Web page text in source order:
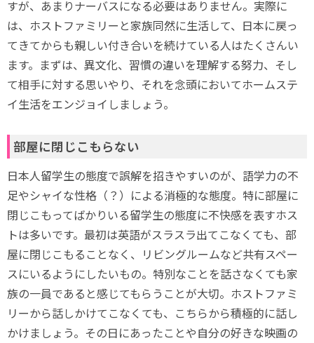
すが、あまりナーバスになる必要はありません。実際に
は、ホストファミリーと家族同然に生活して、日本に戻っ
てきてからも親しい付き合いを続けている人はたくさんい
ます。まずは、異文化、習慣の違いを理解する努力、そし
て相手に対する思いやり、それを念頭においてホームステ
イ生活をエンジョイしましょう。
部屋に閉じこもらない
日本人留学生の態度で誤解を招きやすいのが、語学力の不
足やシャイな性格（？）による消極的な態度。特に部屋に
閉じこもってばかりいる留学生の態度に不快感を表すホス
トは多いです。最初は英語がスラスラ出てこなくても、部
屋に閉じこもることなく、リビングルームなど共有スペー
スにいるようにしたいもの。特別なことを話さなくても家
族の一員であると感じてもらうことが大切。ホストファミ
リーから話しかけてこなくても、こちらから積極的に話し
かけましょう。その日にあったことや自分の好きな映画の